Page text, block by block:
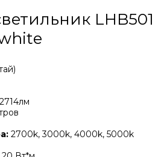
LHB501
2700k, 3000k, 4000k, 5000k